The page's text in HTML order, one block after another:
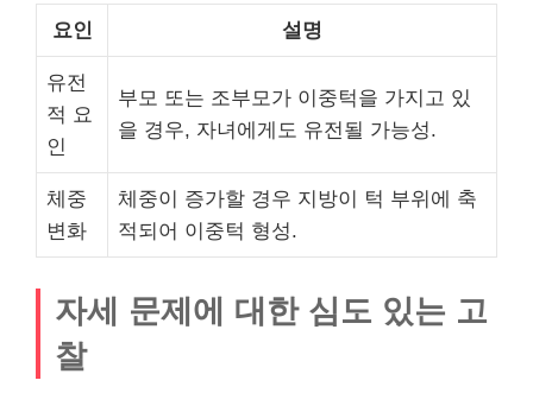
요인 설명
유전
적 요
인
부모 또는 조부모가 이중턱을 가지고 있
을 경우, 자녀에게도 유전될 가능성.
체중
변화
체중이 증가할 경우 지방이 턱 부위에 축
적되어 이중턱 형성.
자세 문제에 대한 심도 있는 고
찰